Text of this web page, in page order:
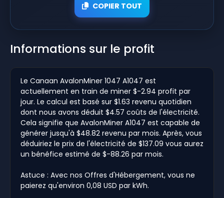
COPIER TOUT
Informations sur le profit
Le Canaan AvalonMiner 1047 A1047 est
actuellement en train de miner $-2.94 profit par
jour. Le calcul est basé sur $1.63 revenu quotidien
dont nous avons déduit $4.57 coûts de l'électricité.
Cela signifie que AvalonMiner A1047 est capable de
générer jusqu'à $48.82 revenu par mois. Après, vous
déduiriez le prix de l'électricité de $137.09 vous aurez
un bénéfice estimé de $-88.26 par mois.
Astuce : Avec nos Offres d'Hébergement, vous ne
paierez qu'environ 0,08 USD par kWh.